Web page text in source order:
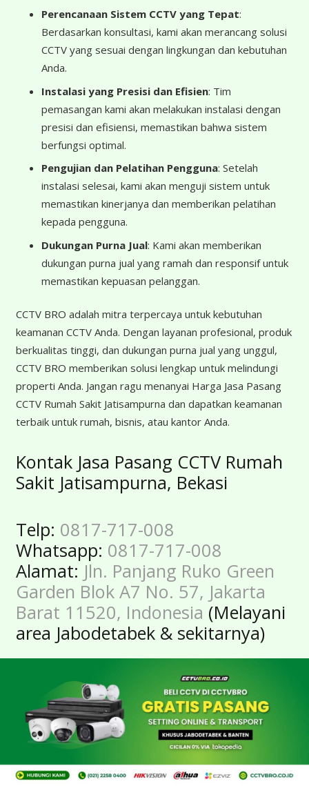
Perencanaan Sistem CCTV yang Tepat:
Berdasarkan konsultasi, kami akan merancang solusi
CCTV yang sesuai dengan lingkungan dan kebutuhan
Anda.
Instalasi yang Presisi dan Efisien: Tim
pemasangan kami akan melakukan instalasi dengan
presisi dan efisiensi, memastikan bahwa sistem
berfungsi optimal.
Pengujian dan Pelatihan Pengguna: Setelah
instalasi selesai, kami akan menguji sistem untuk
memastikan kinerjanya dan memberikan pelatihan
kepada pengguna.
Dukungan Purna Jual: Kami akan memberikan
dukungan purna jual yang ramah dan responsif untuk
memastikan kepuasan pelanggan.
CCTV BRO adalah mitra terpercaya untuk kebutuhan
keamanan CCTV Anda. Dengan layanan profesional, produk
berkualitas tinggi, dan dukungan purna jual yang unggul,
CCTV BRO memberikan solusi lengkap untuk melindungi
properti Anda. Jangan ragu menanyai Harga Jasa Pasang
CCTV Rumah Sakit Jatisampurna dan dapatkan keamanan
terbaik untuk rumah, bisnis, atau kantor Anda.
Kontak Jasa Pasang CCTV Rumah
Sakit Jatisampurna, Bekasi
Telp: 0817-717-008
Whatsapp: 0817-717-008
Alamat: Jln. Panjang Ruko Green
Garden Blok A7 No. 57, Jakarta
Barat 11520, Indonesia (Melayani
area Jabodetabek & sekitarnya)